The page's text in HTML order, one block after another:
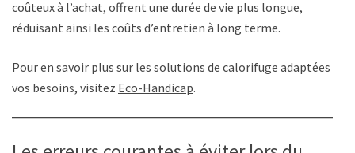
coûteux à l’achat, offrent une durée de vie plus longue,
réduisant ainsi les coûts d’entretien à long terme.
Pour en savoir plus sur les solutions de calorifuge adaptées à
vos besoins, visitez Eco-Handicap.